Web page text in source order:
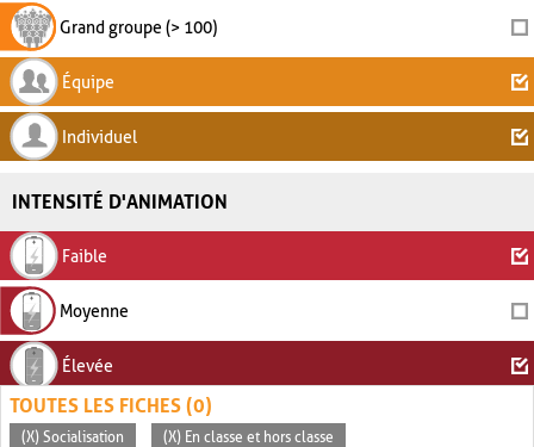
Grand groupe (> 100)
Équipe
Individuel
INTENSITÉ D'ANIMATION
Faible
Moyenne
Élevée
TOUTES LES FICHES (0)
(X) Socialisation (X) En classe et hors classe